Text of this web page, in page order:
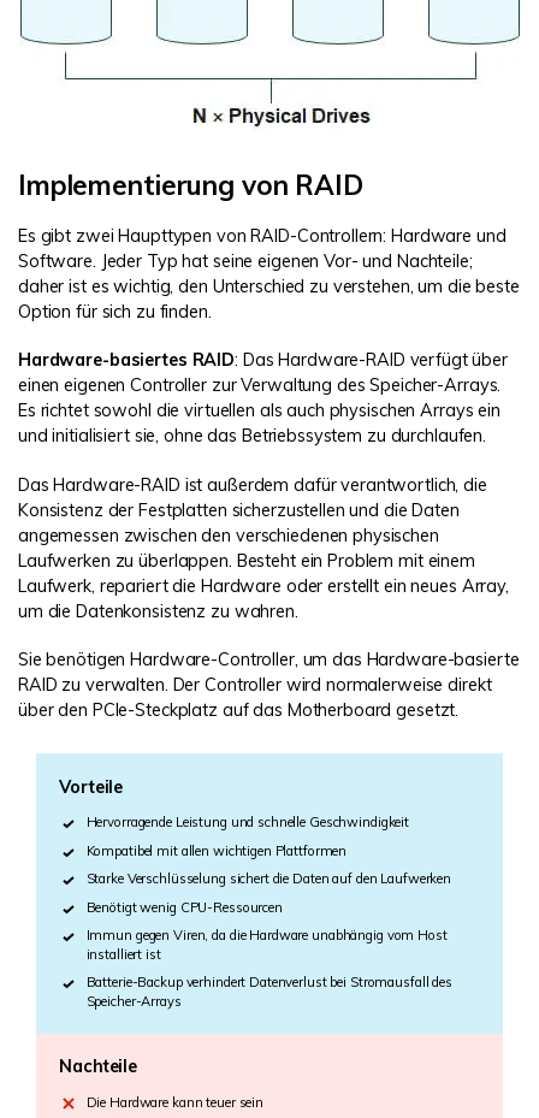
Implementierung von RAID
Es gibt zwei Haupttypen von RAID-Controllern: Hardware und
Software. Jeder Typ hat seine eigenen Vor- und Nachteile;
daher ist es wichtig, den Unterschied zu verstehen, um die beste
Option für sich zu finden.
Hardware-basiertes RAID: Das Hardware-RAID verfügt über
einen eigenen Controller zur Verwaltung des Speicher-Arrays.
Es richtet sowohl die virtuellen als auch physischen Arrays ein
und initialisiert sie, ohne das Betriebssystem zu durchlaufen.
Das Hardware-RAID ist außerdem dafür verantwortlich, die
Konsistenz der Festplatten sicherzustellen und die Daten
angemessen zwischen den verschiedenen physischen
Laufwerken zu überlappen. Besteht ein Problem mit einem
Laufwerk, repariert die Hardware oder erstellt ein neues Array,
um die Datenkonsistenz zu wahren.
Sie benötigen Hardware-Controller, um das Hardware-basierte
RAID zu verwalten. Der Controller wird normalerweise direkt
über den PCIe-Steckplatz auf das Motherboard gesetzt.
Vorteile
Hervorragende Leistung und schnelle Geschwindigkeit
Kompatibel mit allen wichtigen Plattformen
Starke Verschlüsselung sichert die Daten auf den Laufwerken
Benötigt wenig CPU-Ressourcen
Immun gegen Viren, da die Hardware unabhängig vom Host
installiert ist
Batterie-Backup verhindert Datenverlust bei Stromausfall des
Speicher-Arrays
Nachteile
Die Hardware kann teuer sein